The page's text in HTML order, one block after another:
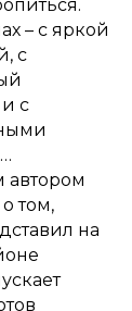
– с яркой
с
с
том,
на